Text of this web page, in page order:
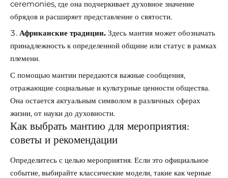
ceremonies, где она подчеркивает духовное значение
обрядов и расширяет представление о святости.
Африканские традиции. Здесь мантия может обозначать
принадлежность к определенной общине или статус в рамках
племени.
С помощью мантии передаются важные сообщения,
отражающие социальные и культурные ценности общества.
Она остается актуальным символом в различных сферах
жизни, от науки до духовности.
Как выбрать мантию для мероприятия:
советы и рекомендации
Определитесь с целью мероприятия. Если это официальное
событие, выбирайте классические модели, такие как черные